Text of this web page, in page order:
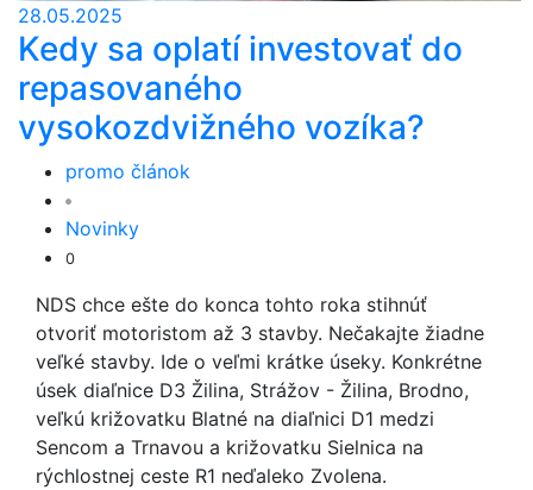
28.05.2025
Kedy sa oplatí investovať do
repasovaného
vysokozdvižného vozíka?
promo článok
Novinky
0
NDS chce ešte do konca tohto roka stihnúť
otvoriť motoristom až 3 stavby. Nečakajte žiadne
veľké stavby. Ide o veľmi krátke úseky. Konkrétne
úsek diaľnice D3 Žilina, Strážov - Žilina, Brodno,
veľkú križovatku Blatné na diaľnici D1 medzi
Sencom a Trnavou a križovatku Sielnica na
rýchlostnej ceste R1 neďaleko Zvolena.